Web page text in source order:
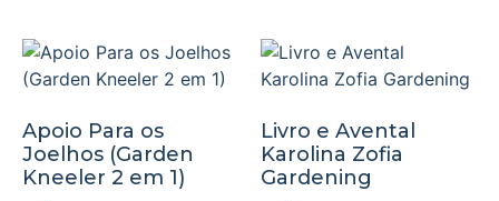
Apoio Para os
Joelhos (Garden
Kneeler 2 em 1)
Livro e Avental
Karolina Zofia
Gardening